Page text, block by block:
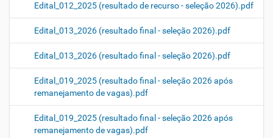
Edital_012_2025 (resultado de recurso - seleção 2026).pdf
Edital_013_2026 (resultado final - seleção 2026).pdf
Edital_013_2026 (resultado final - seleção 2026).pdf
Edital_019_2025 (resultado final - seleção 2026 após
remanejamento de vagas).pdf
Edital_019_2025 (resultado final - seleção 2026 após
remanejamento de vagas).pdf